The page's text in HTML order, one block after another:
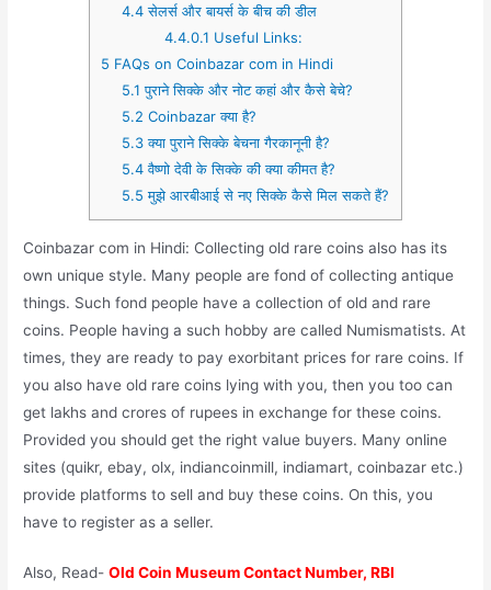
4.4सेलर्स और बायर्स के बीच की डील
4.4.0.1 Useful Links:
5 FAQs on Coinbazar com in Hindi
5.1 पुराने सिक्के और नोट कहां और कैसे बेचे?
5.2 Coinbazar क्या है?
5.3क्या पुराने सिक्के बेचना गैरकानूनी है?
5.4वैष्णो देवी के सिक्के की क्या कीमत है?
5.5 मुझे आरबीआई से नए सिक्के कैसे मिल सकते हैं?
Coinbazar com in Hindi: Collecting old rare coins also has its
own unique style. Many people are fond of collecting antique
things. Such fond people have a collection of old and rare
coins. People having a such hobby are called Numismatists. At
times, they are ready to pay exorbitant prices for rare coins. If
you also have old rare coins lying with you, then you too can
get lakhs and crores of rupees in exchange for these coins.
Provided you should get the right value buyers. Many online
sites (quikr, ebay, olx, indiancoinmill, indiamart, coinbazar etc.)
provide platforms to sell and buy these coins. On this, you
have to register as a seller.
Also, Read-Old Coin Museum Contact Number, RBI